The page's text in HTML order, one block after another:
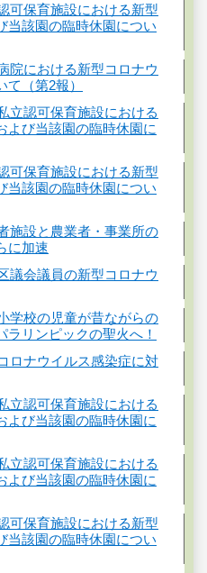
可保育施設における新型
当該園の臨時休園につい
院における新型コロナウ
（第2報）
立認可保育施設における
よび当該園の臨時休園に
可保育施設における新型
当該園の臨時休園につい
施設と農業者・事業所の
に加速
議会議員の新型コロナウ
学校の児童が昔ながらの
リンピックの聖火へ！
ロナウイルス感染症に対
立認可保育施設における
よび当該園の臨時休園に
立認可保育施設における
よび当該園の臨時休園に
可保育施設における新型
当該園の臨時休園につい